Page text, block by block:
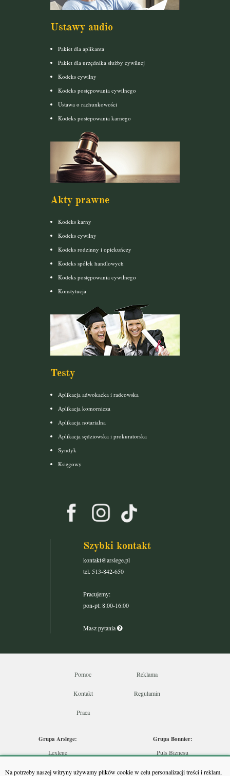
Na potrzeby naszej witryny używamy plików cookie w celu personalizacji treści i reklam,
Ustawy audio
Pakiet dla aplikanta
Pakiet dla urzędnika służby cywilnej
Kodeks cywilny
Kodeks postępowania cywilnego
Ustawa o rachunkowości
Kodeks postepowania karnego
Akty prawne
Kodeks karny
Kodeks cywilny
Kodeks rodzinny i opiekuńczy
Kodeks spółek handlowych
Kodeks postępowania cywilnego
Konstytucja
Testy
Aplikacja adwokacka i radcowska
Aplikacja komornicza
Aplikacja notarialna
Aplikacja sędziowska i prokuratorska
Syndyk
Księgowy
Szybki kontakt
kontakt@arslege.pl
tel. 513-842-650
Pracujemy:
pon-pt: 8:00-16:00
Masz pytania
Pomoc Reklama
Kontakt Regulamin
Praca
Grupa Arslege:
Lexlege
Grupa Bonnier:
Puls Biznesu